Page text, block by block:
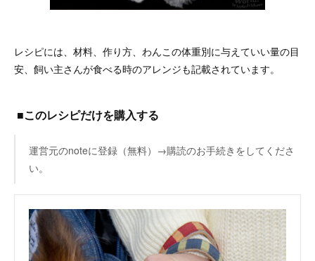
レシピには、材料、作り方、わんこの体重別に与えていい量の目
安、飼い主さんが食べる時のアレンジも記載されています。
■このレシピだけを購入する
運営元のnoteに登録（無料）→購読のお手続きをしてくださ
い。